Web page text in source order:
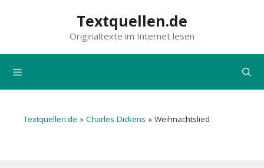
Textquellen.de
Originaltexte im Internet lesen
Textquellen.de » Charles Dickens » Weihnachtslied